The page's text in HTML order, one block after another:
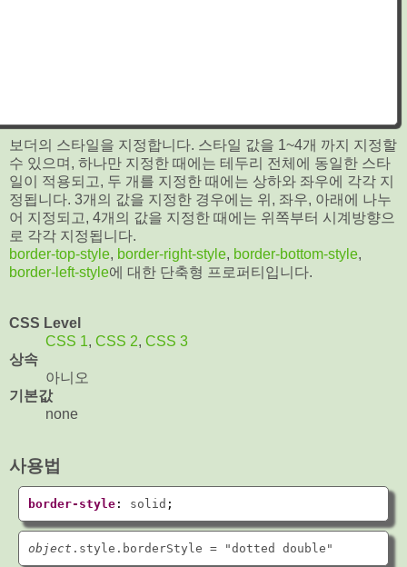
보더의 스타일을 지정합니다. 스타일 값을 1~4개 까지 지정할
수 있으며, 하나만 지정한 때에는 테두리 전체에 동일한 스타
일이 적용되고, 두 개를 지정한 때에는 상하와 좌우에 각각 지
정됩니다. 3개의 값을 지정한 경우에는 위, 좌우, 아래에 나누
어 지정되고, 4개의 값을 지정한 때에는 위쪽부터 시계방향으
로 각각 지정됩니다.
border-top-style, border-right-style, border-bottom-style,
border-left-style에 대한 단축형 프로퍼티입니다.
CSS Level
CSS 1, CSS 2, CSS 3
상속
아니오
기본값
none
사용법
border-style : solid ;
object